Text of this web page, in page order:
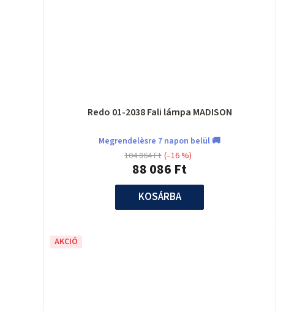
Redo 01-2038 Fali lámpa MADISON
Megrendelèsre 7 napon belül 🚚
88 086 Ft
104 864 Ft (–16 %)
KOSÁRBA
AKCIÓ